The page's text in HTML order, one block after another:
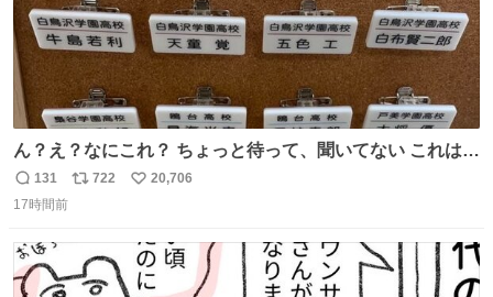
ん？え？なにこれ？ ちょっと待って、聞いてない これは販
売されているのもですか？
返
信
131
リ
ト
数
722
い
数
20,706
17時間前